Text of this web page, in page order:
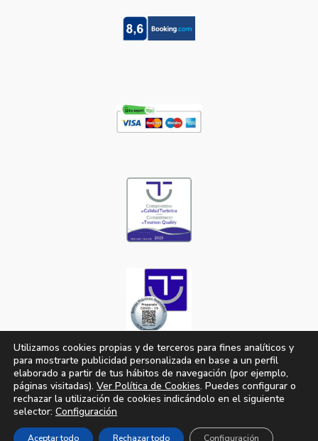
© 2023-2026Apartamentos Bruja| Aviso
Legal|Política de Privacidad
Desarrollado por SoyDigital Network, S.L.U.
Utilizamos cookies propias y de terceros para fines analíticos y
para mostrarte publicidad personalizada en base a un perfil
elaborado a partir de tus hábitos de navegación (por ejemplo,
páginas visitadas). Ver Política de Cookies. Puedes configurar o
rechazar la utilización de cookies indicándolo en el siguiente
selector: Configuración
Aceptar todo Rechazar todo Configuración